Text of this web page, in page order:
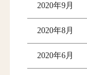
2020年9月
2020年8月
2020年6月